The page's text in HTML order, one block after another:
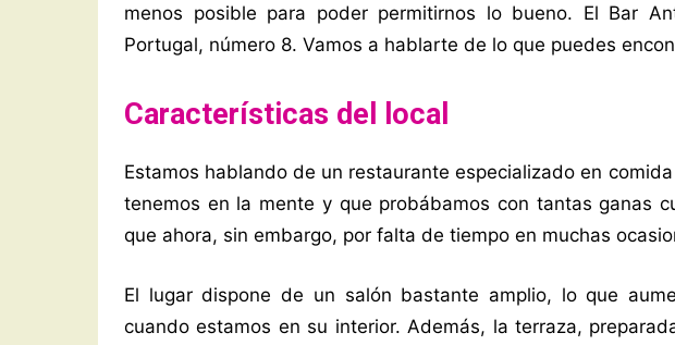
menos posible para poder permitirnos lo bueno. El Bar
Portugal, número 8. Vamos a hablarte de lo que puedes
Características del local
Estamos hablando de un restaurante especializado en
tenemos en la mente y que probábamos con tantas ganas
que ahora, sin embargo, por falta de tiempo en muchas
El lugar dispone de un salón bastante amplio, lo que
cuando estamos en su interior. Además, la terraza,